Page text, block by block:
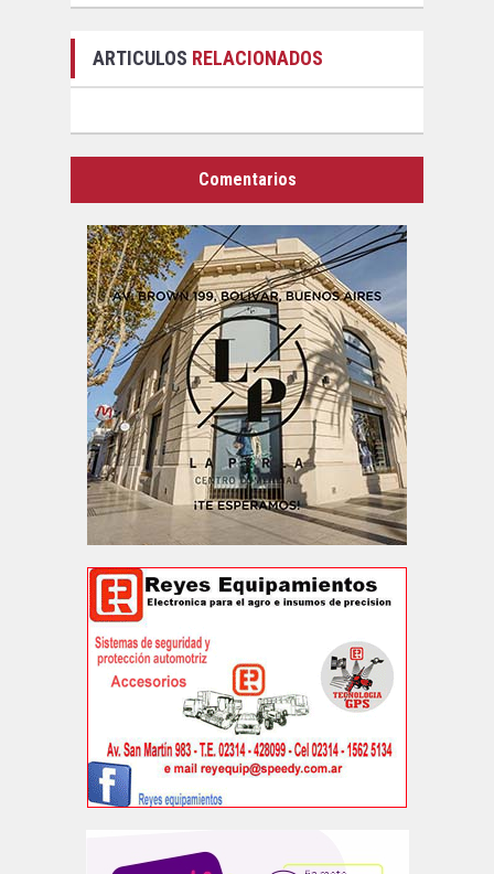
ARTICULOS RELACIONADOS
Comentarios